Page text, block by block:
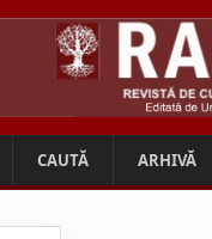
CAUTĂ ARHIVĂ